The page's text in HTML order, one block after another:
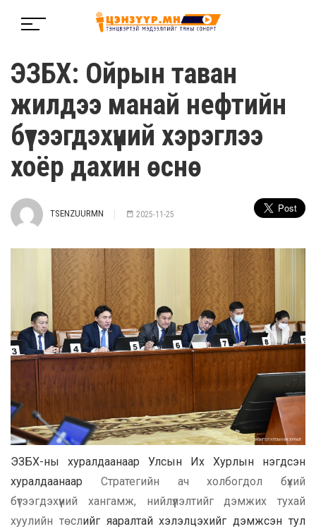
ЭЗБХ: Ойрын таван
жилдээ манай нефтийн
бүтээгдэхүүний хэрэглээ
хоёр дахин өснө
TSENZUURMN 2025-11-25
ЭЗБХ-ны хуралдаанаар Улсын Их Хурлын нэгдсэн
хуралдаанаар Стратегийн ач холбогдол бүхий
бүтээгдэхүүний хангамж, нийлүүлэлтийг дэмжих тухай
хуулийн төслийг яаралтай хэлэлцэхийг дэмжсэн тул